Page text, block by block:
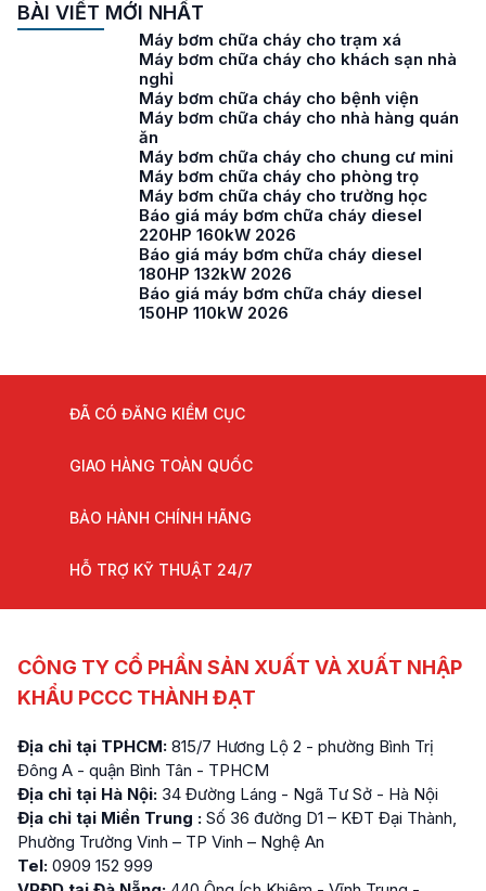
BÀI VIẾT MỚI NHẤT
Máy bơm chữa cháy cho trạm xá
Máy bơm chữa cháy cho khách sạn nhà
nghỉ
Máy bơm chữa cháy cho bệnh viện
Máy bơm chữa cháy cho nhà hàng quán
ăn
Máy bơm chữa cháy cho chung cư mini
Máy bơm chữa cháy cho phòng trọ
Máy bơm chữa cháy cho trường học
Báo giá máy bơm chữa cháy diesel
220HP 160kW 2026
Báo giá máy bơm chữa cháy diesel
180HP 132kW 2026
Báo giá máy bơm chữa cháy diesel
150HP 110kW 2026
ĐÃ CÓ ĐĂNG KIỂM CỤC
GIAO HÀNG TOÀN QUỐC
BẢO HÀNH CHÍNH HÃNG
HỖ TRỢ KỸ THUẬT 24/7
CÔNG TY CỔ PHẦN SẢN XUẤT VÀ XUẤT NHẬP
KHẨU PCCC THÀNH ĐẠT
Địa chỉ tại TPHCM: 815/7 Hương Lộ 2 - phường Bình Trị
Đông A - quận Bình Tân - TPHCM
Địa chỉ tại Hà Nội: 34 Đường Láng - Ngã Tư Sở - Hà Nội
Địa chỉ tại Miền Trung : Số 36 đường D1 – KĐT Đại Thành,
Phường Trường Vinh – TP Vinh – Nghệ An
Tel: 0909 152 999